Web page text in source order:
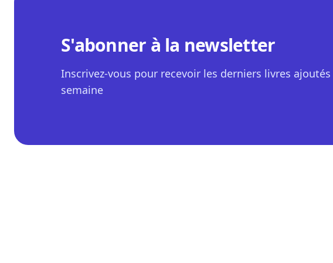
S'abonner à la newsletter
Inscrivez-vous pour recevoir les derniers livres
semaine